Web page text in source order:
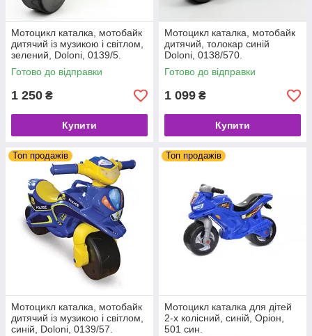
Мотоцикл каталка, мотобайк
дитячий із музикою і світлом,
зелений, Doloni, 0139/5.
Готово до відправки
1 250 ₴
Купити
Мотоцикл каталка, мотобайк
дитячий, толокар синій
Doloni, 0138/570.
Готово до відправки
1 099 ₴
Купити
Топ продажів
Мотоцикл каталка, мотобайк
дитячий із музикою і світлом,
синій, Doloni, 0139/57.
Топ продажів
Мотоцикл каталка для дітей
2-х колісний, синій, Оріон,
501 син.